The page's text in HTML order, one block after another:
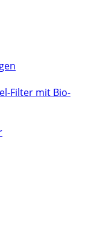
Filter mit Bio-